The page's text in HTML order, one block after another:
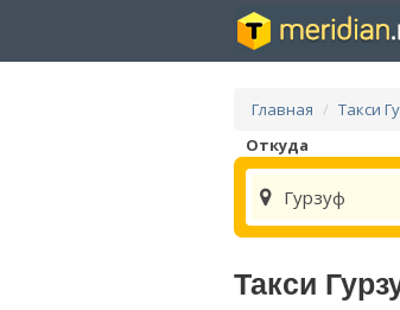
Главная Такси
Откуда
Гурзуф
Такси